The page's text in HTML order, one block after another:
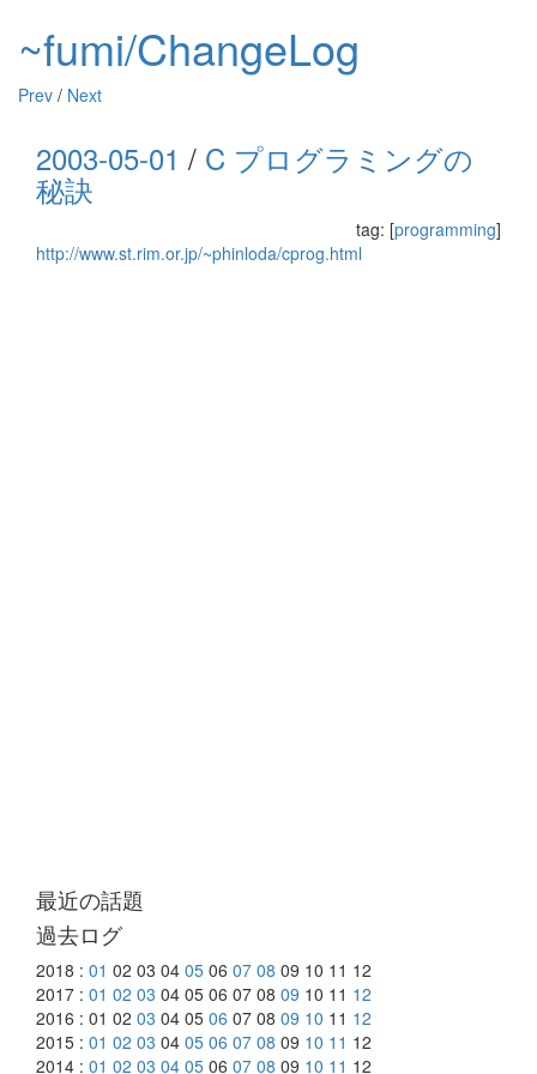
~fumi/ChangeLog
Prev / Next
2003-05-01 / C プログラミングの
秘訣
tag: [programming]
http://www.st.rim.or.jp/~phinloda/cprog.html
最近の話題
過去ログ
2018 : 01 02 03 04 05 06 07 08 09 10 11 12
2017 : 01 02 03 04 05 06 07 08 09 10 11 12
2016 : 01 02 03 04 05 06 07 08 09 10 11 12
2015 : 01 02 03 04 05 06 07 08 09 10 11 12
2014 : 01 02 03 04 05 06 07 08 09 10 11 12